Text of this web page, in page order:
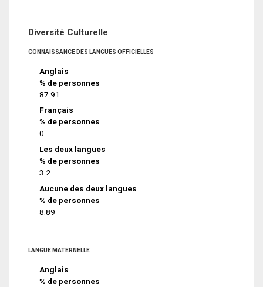
Diversité Culturelle
CONNAISSANCE DES LANGUES OFFICIELLES
Anglais
% de personnes
87.91
Français
% de personnes
0
Les deux langues
% de personnes
3.2
Aucune des deux langues
% de personnes
8.89
LANGUE MATERNELLE
Anglais
% de personnes